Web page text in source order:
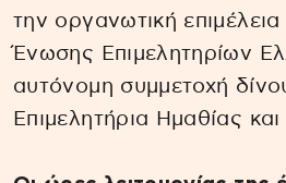
την οργανωτική
Ένωσης Επιμελητηρίων
αυτόνομη συμμετοχή
Επιμελητήρια Ημαθίας